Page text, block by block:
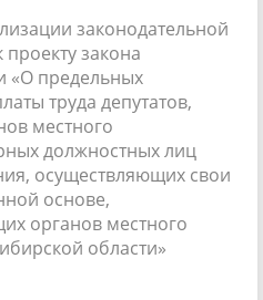
законодательной
закона
«О предельных
труда депутатов,
местного
должностных лиц
осуществляющих свои
основе,
органов местного
области»